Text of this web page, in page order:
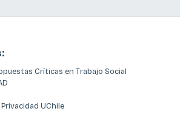
Críticas en Trabajo Social
UChile